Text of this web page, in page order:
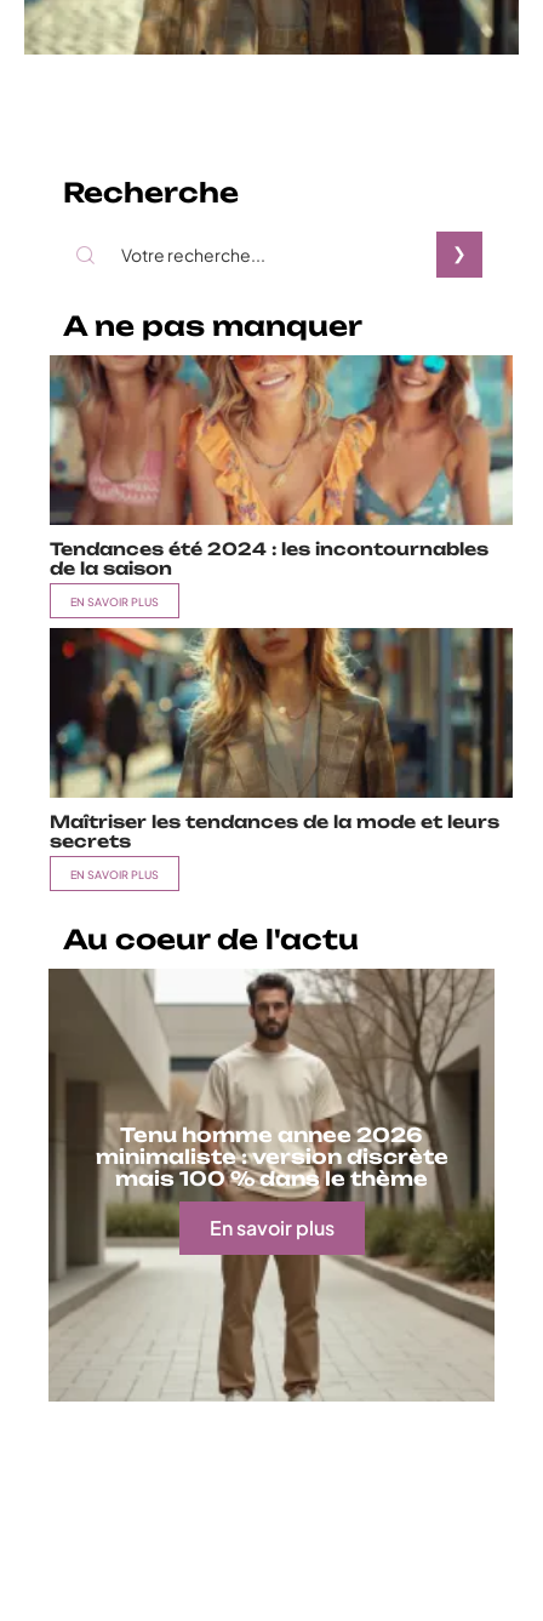
Recherche
A ne pas manquer
Tendances été 2024 : les incontournables
de la saison
EN SAVOIR PLUS
Maîtriser les tendances de la mode et leurs
secrets
EN SAVOIR PLUS
Au coeur de l'actu
Tenu homme annee 2026
minimaliste : version discrète
mais 100 % dans le thème
En savoir plus